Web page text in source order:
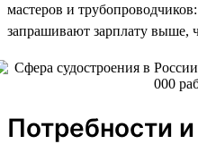
мастеров и
запрашивают зарплату выше,
Потребности